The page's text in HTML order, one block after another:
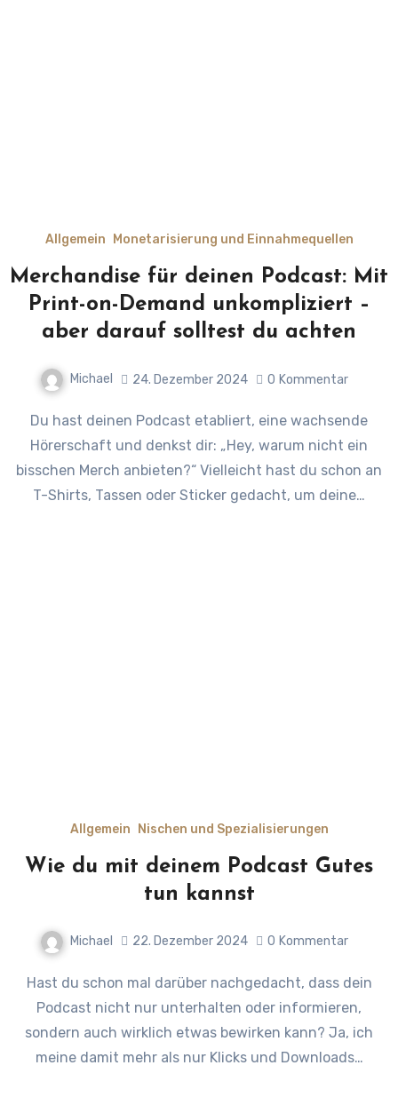
Allgemein Monetarisierung und Einnahmequellen
Merchandise für deinen Podcast: Mit
Print-on-Demand unkompliziert –
aber darauf solltest du achten
Michael 24. Dezember 2024 0 Kommentar
Du hast deinen Podcast etabliert, eine wachsende
Hörerschaft und denkst dir: „Hey, warum nicht ein
bisschen Merch anbieten?“ Vielleicht hast du schon an
T-Shirts, Tassen oder Sticker gedacht, um deine…
Allgemein Nischen und Spezialisierungen
Wie du mit deinem Podcast Gutes
tun kannst
Michael 22. Dezember 2024 0 Kommentar
Hast du schon mal darüber nachgedacht, dass dein
Podcast nicht nur unterhalten oder informieren,
sondern auch wirklich etwas bewirken kann? Ja, ich
meine damit mehr als nur Klicks und Downloads…